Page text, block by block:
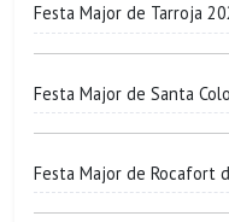
Festa Major de Tarroja
Festa Major de Santa
Festa Major de Rocafort